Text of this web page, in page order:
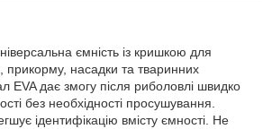
ємність із кришкою для
прикорму, насадки та тваринних
EVA дає змогу після риболовлі швидко
без необхідності просушування.
ідентифікацію вмісту ємності. Не